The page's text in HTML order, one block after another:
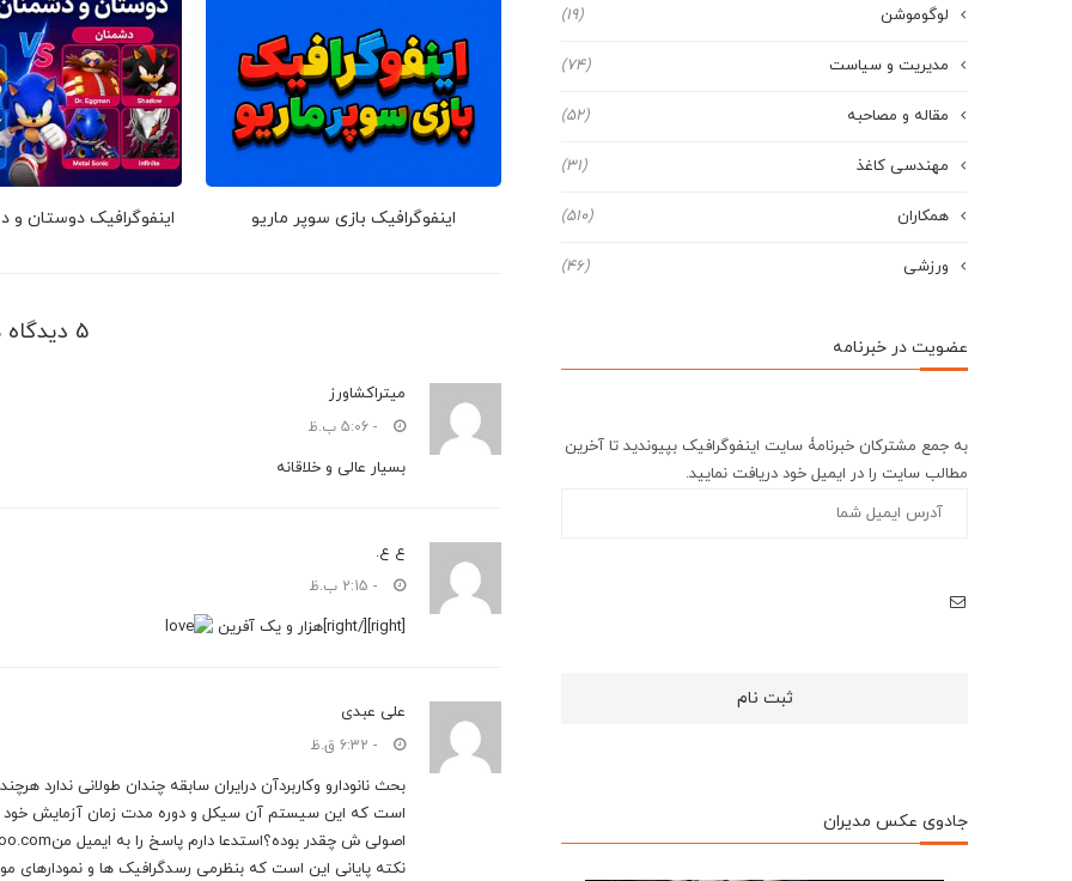
اینفوگرافیک دوستان اینفوگرافیک بازی سوپر ماریو
5 دیدگاه ها
میتراکشاورز
- 5:06 ب.ظ
بسیار عالی و خلاقانه
ع ع.
- 2:15 ب.ظ
[right][/right] هزار و یک آفرین
علی عبدی
- 6:32 ق.ظ
بحث نانودارو وکاربردآن درایران سابقه چندان طولانی ندارد
است که این سیستم آن سیکل و دوره مدت زمان آزمایش خود
اصولی ش چقدر بوده؟استدعا دارم پاسخ را به ایمیل منali.abdi1343@yahoo.com بفرستید ممنون می شوم
نکته پایانی این است که بنظرمی رسدگرافیک ها و نمودارهای
لوگوموشن (19)
مدیریت و سیاست (74)
مقاله و مصاحبه (52)
مهندسی کاغذ (31)
همکاران (510)
ورزشی (46)
عضویت در خبرنامه
به جمع مشترکان خبرنامۀ سایت اینفوگرافیک بپیوندید تا آخرین
مطالب سایت را در ایمیل خود دریافت نمایید.
جادوی عکس مدیران